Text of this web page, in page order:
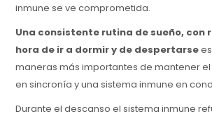
inmune se ve comprometida.
Una consistente rutina de sueño, con
hora de ir a dormir y de despertarse
maneras más importantes de mantener
en sincronía y una sistema inmune en
Durante el descanso el sistema inmune